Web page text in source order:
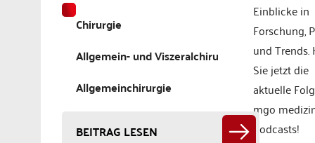
Chirurgie
Allgemein- und Viszeralchirurgie
Allgemeinchirurgie
BEITRAG LESEN
Einblicke in
Forschung,
und Trends.
Sie jetzt die
aktuelle
mgo
Podcasts!